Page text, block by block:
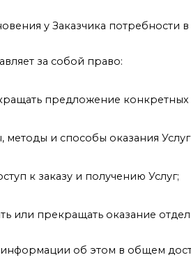
у Заказчика
за собой право:
предложение конкретных
методы и способы оказания
к заказу и получению Услуг;
или прекращать оказание
об этом в общем